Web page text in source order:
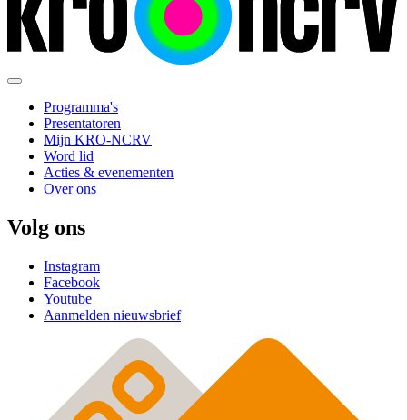
Programma's
Presentatoren
Mijn KRO-NCRV
Word lid
Acties & evenementen
Over ons
Volg ons
Instagram
Facebook
Youtube
Aanmelden nieuwsbrief